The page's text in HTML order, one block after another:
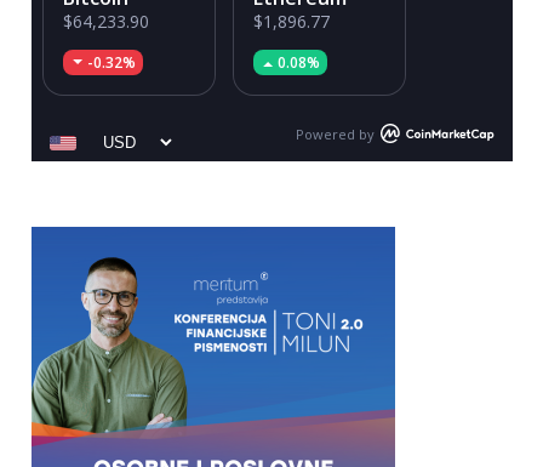
$64,233.90
-0.32%
$1,896.77
0.08%
Powered by